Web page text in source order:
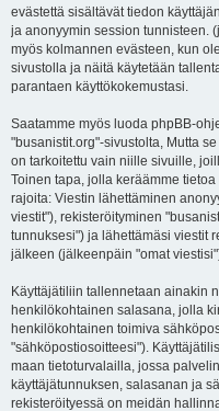
evästettä sisältävät tiedon
ja anonyymin session tunnisteen.
myös kolmannen evästeen, kun
sivustolla ja näitä käytetään
parantaen käyttökokemustasi.
Saatamme myös luoda phpBB-
"busanistit.org"-sivustolta, Mutta
on tarkoitettu vain niille sivuille,
Toinen tapa, jolla keräämme
rajoita: Viestin lähettäminen
viestit"), rekisteröityminen
tunnuksesi") ja lähettämäsi viestit
jälkeen (jälkeenpäin "omat
Käyttäjätiliin tallennetaan ainakin
henkilökohtainen salasana, jolla
henkilökohtainen toimiva
"sähköpostiosoitteesi").
maan tietoturvalailla, jossa
käyttäjätunnuksen, salasanan ja
rekisteröityessä on meidän